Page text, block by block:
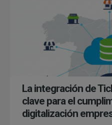
La integración de
clave para el
digitalización